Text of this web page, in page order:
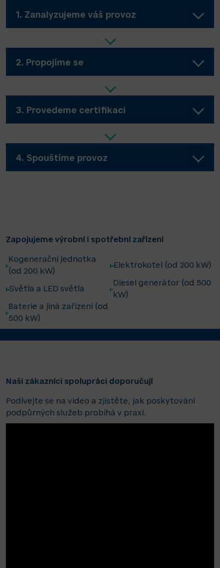
1. Zanalyzujeme váš provoz
2. Propojíme se
3. Provedeme certifikaci
4. Spouštíme provoz
Zapojujeme výrobní i spotřební zařízení
Kogenerační jednotka
(od 200 kW)
Elektrokotel (od 200 kW)
Světla a LED světla
Diesel generátor (od 500
kW)
Baterie a jiná zařízení (od
500 kW)
Naši zákazníci spolupráci doporučují
Podívejte se na video a zjistěte, jak poskytování
podpůrných služeb probíhá v praxi.